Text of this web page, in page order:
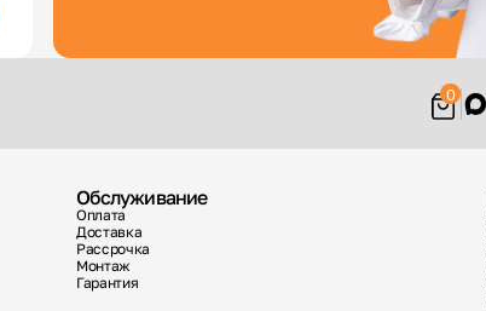
0
Обслуживание
Оплата
Доставка
Рассрочка
Монтаж
Гарантия